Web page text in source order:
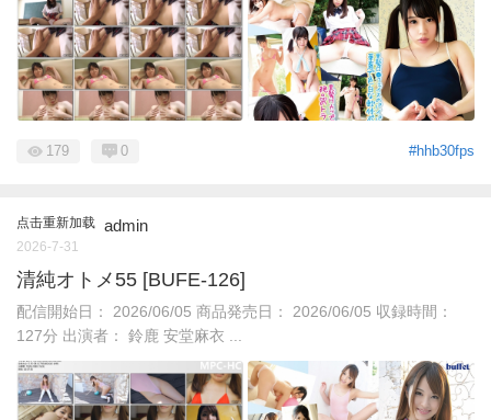
#hhb30fps
179 0
点击重新加载 admin
2026-7-31
清純オトメ55 [BUFE-126]
配信開始日： 2026/06/05 商品発売日： 2026/06/05 収録時間：
127分 出演者： 鈴鹿 安堂麻衣 ...